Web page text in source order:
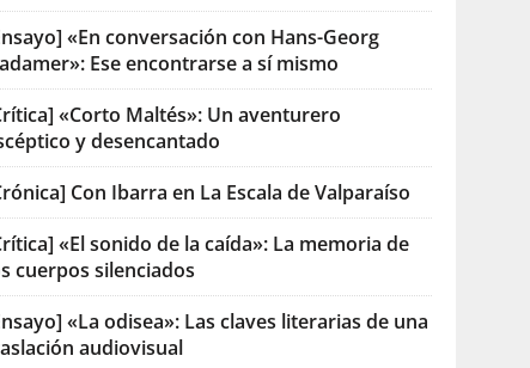
«En conversación con Hans-Georg
Ese encontrarse a sí mismo
«Corto Maltés»: Un aventurero
y desencantado
Con Ibarra en La Escala de Valparaíso
«El sonido de la caída»: La memoria de
cuerpos silenciados
«La odisea»: Las claves literarias de una
audiovisual